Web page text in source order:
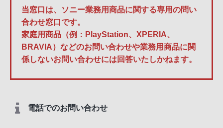
当窓口は、ソニー業務用商品に関する専用の問い
合わせ窓口です。
家庭用商品（例：PlayStation、XPERIA、
BRAVIA）などのお問い合わせや業務用商品に関
係しないお問い合わせには回答いたしかねます。
電話でのお問い合わせ